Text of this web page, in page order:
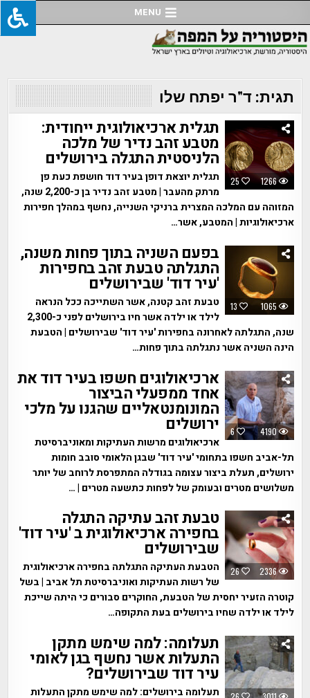
to
content
MENU
תגית:ד"ר יפתח שלו
25 1266
תגלית ארכיאולוגית ייחודית:
מטבע זהב נדיר של מלכה
הלניסטית התגלה בירושלים
תגלית יוצאת דופן בעיר דוד חושפת כעת פן
מרתק מהעבר | מטבע זהב נדיר בן כ-2,200 שנה,
המזוהה עם המלכה המצרית ברניקי השנייה, נחשף במהלך חפירות
ארכיאולוגיות | המטבע, אשר…
13 1065
בפעם השניה בתוך פחות משנה,
התגלתה טבעת זהב בחפירות
'עיר דוד' שבירושלים
טבעת זהב קטנה, אשר השתייכה ככל הנראה
לילד או ילדה אשר חיו בירושלים לפני כ-2,300
שנה, התגלתה לאחרונה בחפירות 'עיר דוד' שבירושלים | הטבעת
הינה השניה אשר נתגלתה בתוך פחות…
6 4190
ארכיאולוגים חשפו בעיר דוד את
אחד ממפעלי הביצור
המונומנטאליים שהגנו על מלכי
ירושלים
ארכיאולוגים מרשות העתיקות ומאוניברסיטת
תל-אביב חשפו בתחומי 'עיר דוד' שבגן הלאומי סובב חומות
ירושלים, תעלת ביצור עצומה בגודלה המתפרסת לרוחב של יותר
משלושים מטרים ובעומק של לפחות כתשעה מטרים | …
26 2336
טבעת זהב עתיקה התגלה
בחפירה ארכיאולוגית ב 'עיר דוד'
שבירושלים
הטבעת העתיקה התגלתה בחפירה ארכיאולוגית
של רשות העתיקות ואוניברסיטת תל אביב | בשל
קוטרה הזעיר יחסית של הטבעת, החוקרים סבורים כי היתה שייכת
לילד או ילדה שחיו בירושלים בעת התקופה…
תעלומה: למה שימש מתקן
התעלות אשר נחשף בגן לאומי
עיר דוד שבירושלים?
תעלומה בירושלים: למה שימש מתקן התעלות